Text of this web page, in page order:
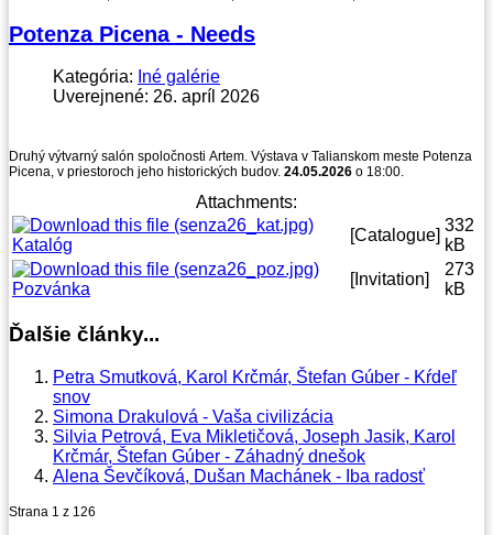
Potenza Picena - Needs
Kategória: Iné galérie
Uverejnené: 26. apríl 2026
Druhý výtvarný salón spoločnosti Artem. Výstava v Talianskom meste Potenza
Picena, v priestoroch jeho historických budov. 24.05.2026 o 18:00.
Attachments:
Katalóg
[Catalogue]
332
kB
Pozvánka
[Invitation]
273
kB
Ďalšie články...
Petra Smutková, Karol Krčmár, Štefan Gúber - Kŕdeľ
snov
Simona Drakulová - Vaša civilizácia
Silvia Petrová, Eva Mikletičová, Joseph Jasik, Karol
Krčmár, Štefan Gúber - Záhadný dnešok
Alena Ševčíková, Dušan Machánek - Iba radosť
Strana 1 z 126